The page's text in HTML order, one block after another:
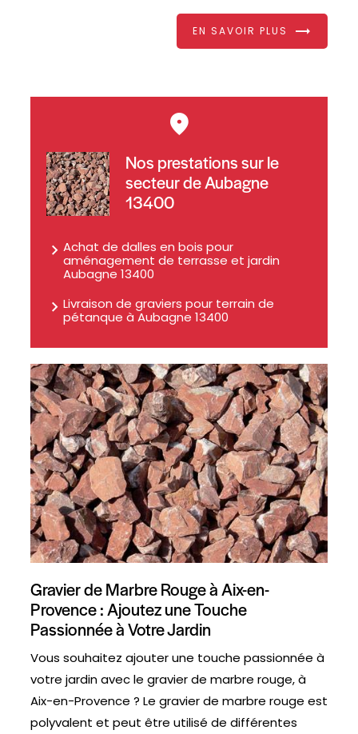
EN SAVOIR PLUS
Nos prestations sur le
secteur de Aubagne
13400
Achat de dalles en bois pour
aménagement de terrasse et jardin
Aubagne 13400
Livraison de graviers pour terrain de
pétanque à Aubagne 13400
Gravier de Marbre Rouge à Aix-en-
Provence : Ajoutez une Touche
Passionnée à Votre Jardin
Vous souhaitez ajouter une touche passionnée à
votre jardin avec le gravier de marbre rouge, à
Aix-en-Provence ? Le gravier de marbre rouge est
polyvalent et peut être utilisé de différentes